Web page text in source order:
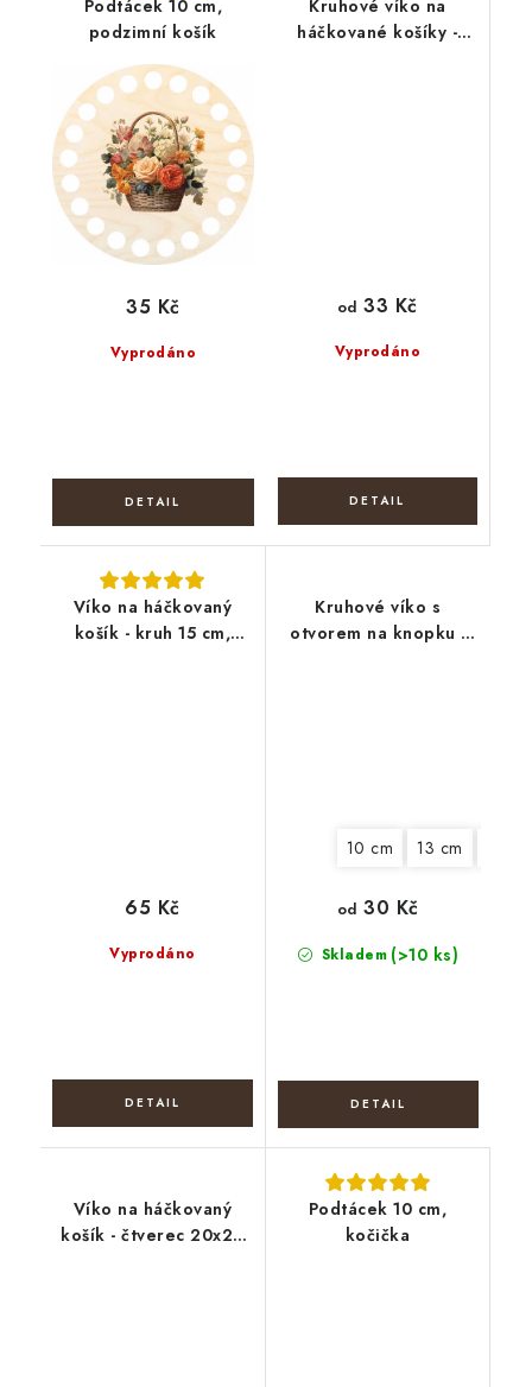
Podtácek 10 cm,
podzimní košík
Vyprodáno
35 Kč
Kruhové víko na
háčkované košíky -
Vyprodáno
od 33 Kč
Víko na háčkovaný
košík - kruh 15 cm,
Vyprodáno
65 Kč
Kruhové víko s
otvorem na knopku -
10 cm 13 cm
Skladem (>10 ks)
od 30 Kč
Víko na háčkovaný
košík - čtverec 20x20
Podtácek 10 cm,
kočička